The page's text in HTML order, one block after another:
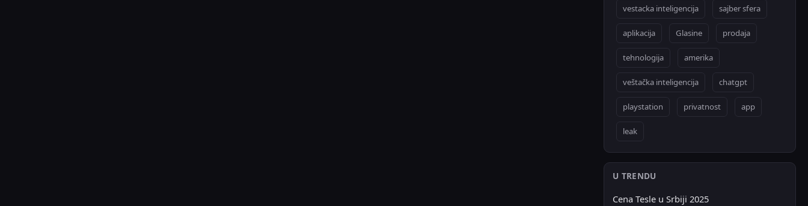
vestacka inteligencija sajber sfera
aplikacija Glasine prodaja
tehnologija amerika
veštačka inteligencija chatgpt
playstation privatnost app
leak
U TRENDU
Cena Tesle u Srbiji 2025